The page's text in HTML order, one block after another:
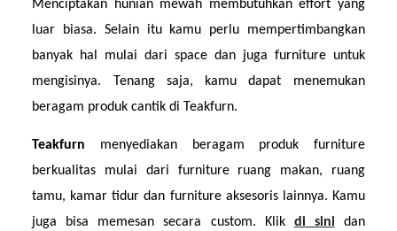
Menciptakan hunian mewah membutuhkan effort yang
luar biasa. Selain itu kamu perlu mempertimbangkan
banyak hal mulai dari space dan juga furniture untuk
mengisinya. Tenang saja, kamu dapat menemukan
beragam produk cantik di Teakfurn.
Teakfurn menyediakan beragam produk furniture
berkualitas mulai dari furniture ruang makan, ruang
tamu, kamar tidur dan furniture aksesoris lainnya. Kamu
juga bisa memesan secara custom. Klik di sini
dan